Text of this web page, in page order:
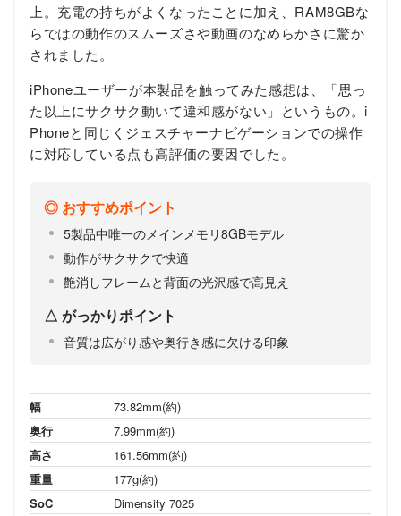
上。充電の持ちがよくなったことに加え、RAM8GBな
らではの動作のスムーズさや動画のなめらかさに驚か
されました。
iPhoneユーザーが本製品を触ってみた感想は、「思っ
た以上にサクサク動いて違和感がない」というもの。i
Phoneと同じくジェスチャーナビゲーションでの操作
に対応している点も高評価の要因でした。
おすすめポイント
5製品中唯一のメインメモリ8GBモデル
動作がサクサクで快適
艶消しフレームと背面の光沢感で高見え
がっかりポイント
音質は広がり感や奥行き感に欠ける印象
幅
73.82mm(約)
奥行
7.99mm(約)
高さ
161.56mm(約)
重量
177g(約)
SoC
Dimensity 7025